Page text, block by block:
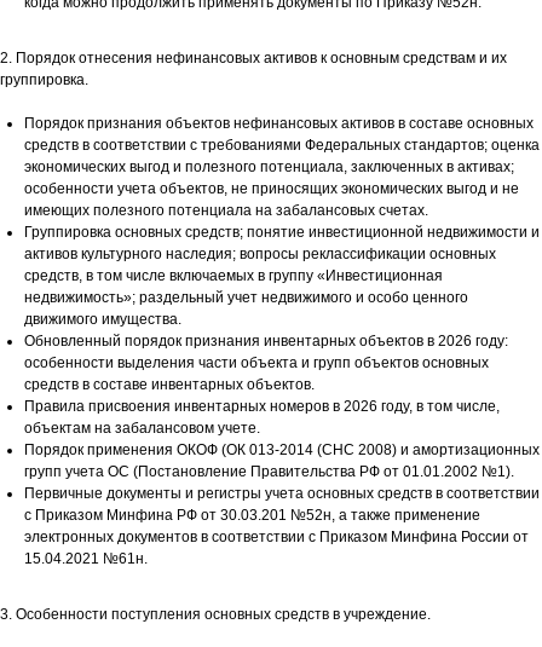
2. Порядок отнесения нефинансовых активов к основным средствам и их
группировка.
Порядок признания объектов нефинансовых активов в составе основных
средств в соответствии с требованиями Федеральных стандартов; оценка
экономических выгод и полезного потенциала, заключенных в активах;
особенности учета объектов, не приносящих экономических выгод и не
имеющих полезного потенциала на забалансовых счетах.
Группировка основных средств; понятие инвестиционной недвижимости и
активов культурного наследия; вопросы реклассификации основных
средств, в том числе включаемых в группу «Инвестиционная
недвижимость»; раздельный учет недвижимого и особо ценного
движимого имущества.
Обновленный порядок признания инвентарных объектов в 2026 году:
особенности выделения части объекта и групп объектов основных
средств в составе инвентарных объектов.
Правила присвоения инвентарных номеров в 2026 году, в том числе,
объектам на забалансовом учете.
Порядок применения ОКОФ (ОК 013-2014 (СНС 2008) и амортизационных
групп учета ОС (Постановление Правительства РФ от 01.01.2002 №1).
Первичные документы и регистры учета основных средств в соответствии
с Приказом Минфина РФ от 30.03.201 №52н, а также применение
электронных документов в соответствии с Приказом Минфина России от
15.04.2021 №61н.
3. Особенности поступления основных средств в учреждение.